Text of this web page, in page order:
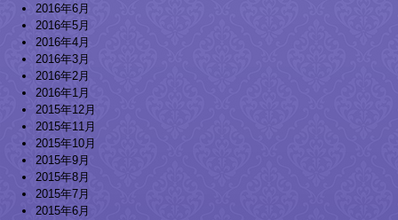
2016年6月
2016年5月
2016年4月
2016年3月
2016年2月
2016年1月
2015年12月
2015年11月
2015年10月
2015年9月
2015年8月
2015年7月
2015年6月